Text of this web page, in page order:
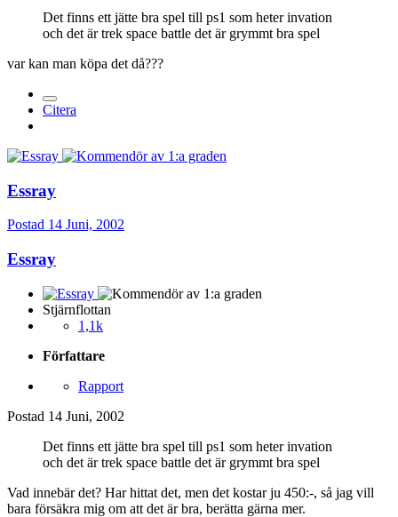
Det finns ett jätte bra spel till ps1 som heter invation
och det är trek space battle det är grymmt bra spel
var kan man köpa det då???
Citera
Essray
Postad 14 Juni, 2002
Essray
Stjärnflottan
1,1k
Författare
Rapport
Postad 14 Juni, 2002
Det finns ett jätte bra spel till ps1 som heter invation
och det är trek space battle det är grymmt bra spel
Vad innebär det? Har hittat det, men det kostar ju 450:-, så jag vill
bara försäkra mig om att det är bra, berätta gärna mer.